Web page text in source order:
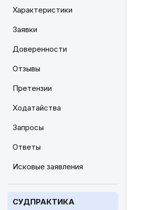
Характеристики
Заявки
Доверенности
Отзывы
Претензии
Ходатайства
Запросы
Ответы
Исковые заявления
СУДПРАКТИКА